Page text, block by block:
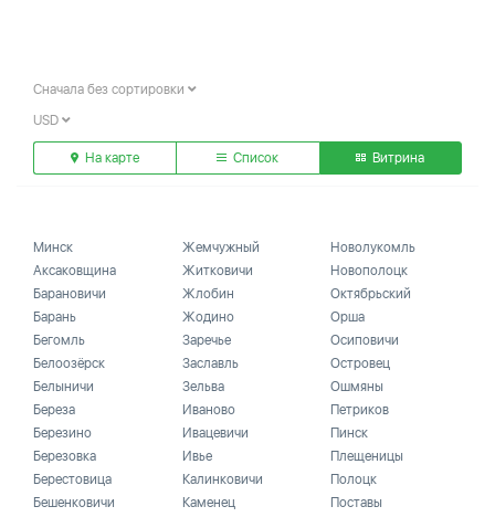
Сначала без сортировки
USD
На карте Список Витрина
Минск
Аксаковщина
Барановичи
Барань
Бегомль
Белоозёрск
Белыничи
Береза
Березино
Березовка
Берестовица
Бешенковичи
Жемчужный
Житковичи
Жлобин
Жодино
Заречье
Заславль
Зельва
Иваново
Ивацевичи
Ивье
Калинковичи
Каменец
Новолукомль
Новополоцк
Октябрьский
Орша
Осиповичи
Островец
Ошмяны
Петриков
Пинск
Плещеницы
Полоцк
Поставы